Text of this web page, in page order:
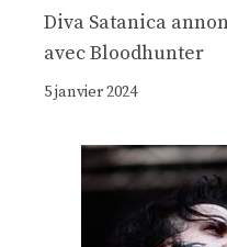
Diva Satanica
avec Bloodhunter
5 janvier 2024